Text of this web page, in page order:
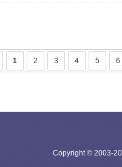
1 2 3 4 5 6
Copyright © 2003-